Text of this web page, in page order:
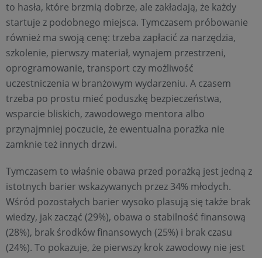
to hasła, które brzmią dobrze, ale zakładają, że każdy
startuje z podobnego miejsca. Tymczasem próbowanie
również ma swoją cenę: trzeba zapłacić za narzędzia,
szkolenie, pierwszy materiał, wynajem przestrzeni,
oprogramowanie, transport czy możliwość
uczestniczenia w branżowym wydarzeniu. A czasem
trzeba po prostu mieć poduszkę bezpieczeństwa,
wsparcie bliskich, zawodowego mentora albo
przynajmniej poczucie, że ewentualna porażka nie
zamknie też innych drzwi.
Tymczasem to właśnie obawa przed porażką jest jedną z
istotnych barier wskazywanych przez 34% młodych.
Wśród pozostałych barier wysoko plasują się także brak
wiedzy, jak zacząć (29%), obawa o stabilność finansową
(28%), brak środków finansowych (25%) i brak czasu
(24%). To pokazuje, że pierwszy krok zawodowy nie jest